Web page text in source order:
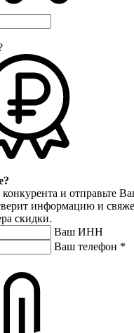
и отправьте
информацию и
скидки.
Ваш ИНН
Ваш телефон *